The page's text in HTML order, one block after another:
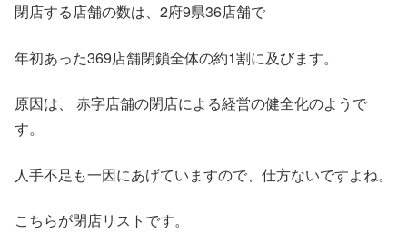
閉店する店舗の数は、2府9県36店舗で
年初あった369店舗閉鎖全体の約1割に及びます。
原因は、 赤字店舗の閉店による経営の健全化のようで
す。
人手不足も一因にあげていますので、仕方ないですよね。
こちらが閉店リストです。